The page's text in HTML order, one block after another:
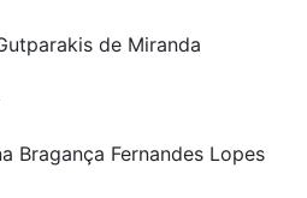
de Miranda
Bragança Fernandes Lopes